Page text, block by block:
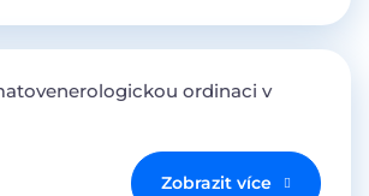
ordinaci v
Zobrazit více